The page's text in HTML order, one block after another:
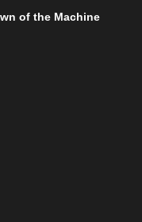
of the Machine